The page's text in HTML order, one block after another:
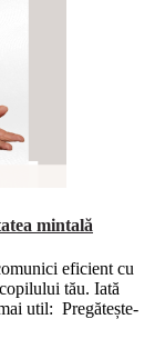
mintală
eficient cu
tău. Iată
util: Pregătește-